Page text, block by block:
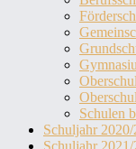
Schulen
Schuljahr 2020/
Schuljahr 2021/